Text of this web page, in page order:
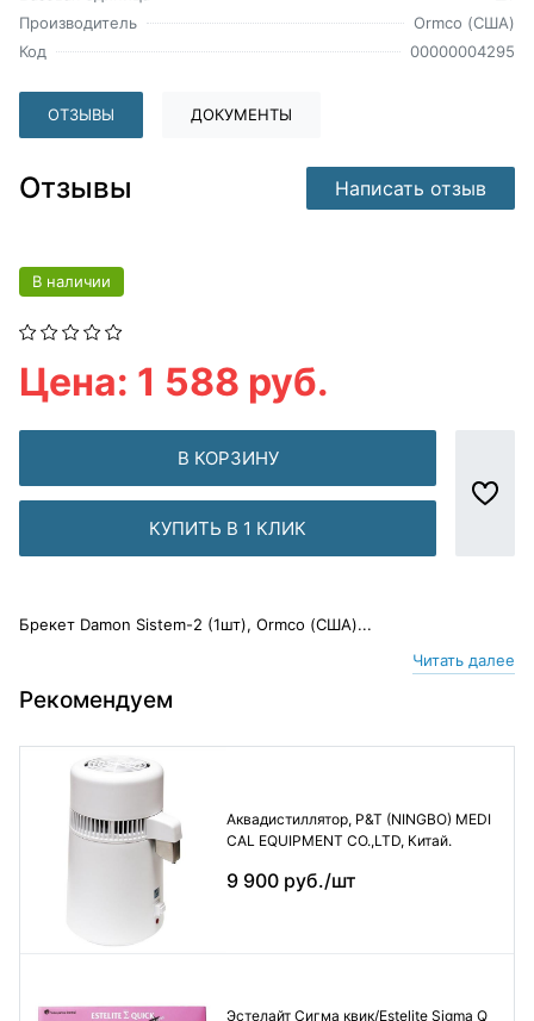
Производитель
Ormco (США)
Код
00000004295
ОТЗЫВЫ ДОКУМЕНТЫ
Отзывы Написать отзыв
В наличии
Цена: 1 588 руб.
В КОРЗИНУ
КУПИТЬ В 1 КЛИК
Брекет Damon Sistem-2 (1шт), Ormco (США)...
Читать далее
Рекомендуем
Аквадистиллятор, P&T (NINGBO) MEDI
CAL EQUIPMENT CO.,LTD, Китай.
9 900 руб./шт
Эстелайт Сигма квик/Estelite Sigma Q